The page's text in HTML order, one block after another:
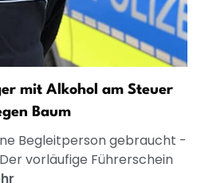
mit Alkohol am Steuer
Baum
Begleitperson gebraucht -
vorläufige Führerschein